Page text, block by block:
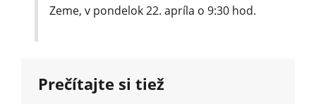
Zeme, v pondelok 22. apríla o 9:30 hod.
Prečítajte si tiež